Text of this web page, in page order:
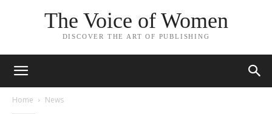
The Voice of Women
DISCOVER THE ART OF PUBLISHING
Home News